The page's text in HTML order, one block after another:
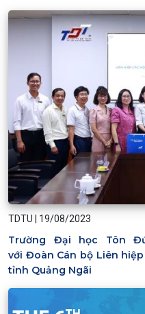
TDTU 19/08/2023
Trường Đại học Tôn
với Đoàn Cán bộ Liên
tỉnh Quảng Ngãi